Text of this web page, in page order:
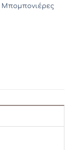
Μπομπονιέρες